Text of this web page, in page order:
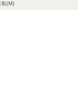
(M)